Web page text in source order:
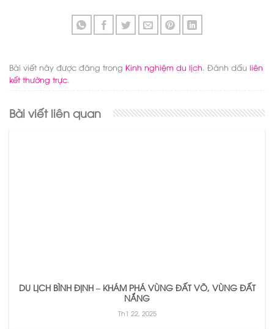
Bài viết này được đăng trong Kinh nghiệm du lịch. Đánh dấu liên
kết thường trực.
Bài viết liên quan
DU LỊCH BÌNH ĐỊNH – KHÁM PHÁ VÙNG ĐẤT VÕ, VÙNG ĐẤT
NẮNG
Th1 22, 2025